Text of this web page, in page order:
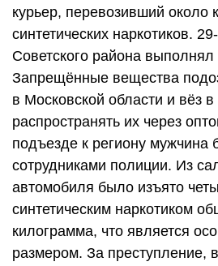
курьер, перевозивший около
синтетических наркотиков.
Советского района выполнял
Запрещённые вещества
в Московской области и вёз в
распространять их через
подъезде к региону мужчина
сотрудниками полиции. Из
автомобиля было изъято
синтетическим наркотиком
килограмма, что является
размером. За преступление,